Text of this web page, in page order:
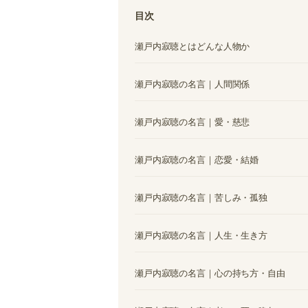
目次
瀬戸内寂聴とはどんな人物か
瀬戸内寂聴の名言｜人間関係
瀬戸内寂聴の名言｜愛・慈悲
瀬戸内寂聴の名言｜恋愛・結婚
瀬戸内寂聴の名言｜苦しみ・孤独
瀬戸内寂聴の名言｜人生・生き方
瀬戸内寂聴の名言｜心の持ち方・自由